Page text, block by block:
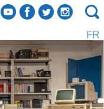
f a b e
FR